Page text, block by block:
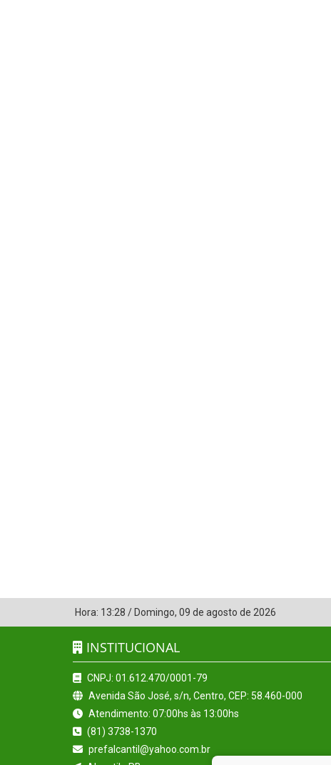
Hora: 13:28 / Domingo, 09 de agosto de 2026
INSTITUCIONAL
CNPJ: 01.612.470/0001-79
Avenida São José, s/n, Centro, CEP: 58.460-000
Atendimento: 07:00hs às 13:00hs
(81) 3738-1370
prefalcantil@yahoo.com.br